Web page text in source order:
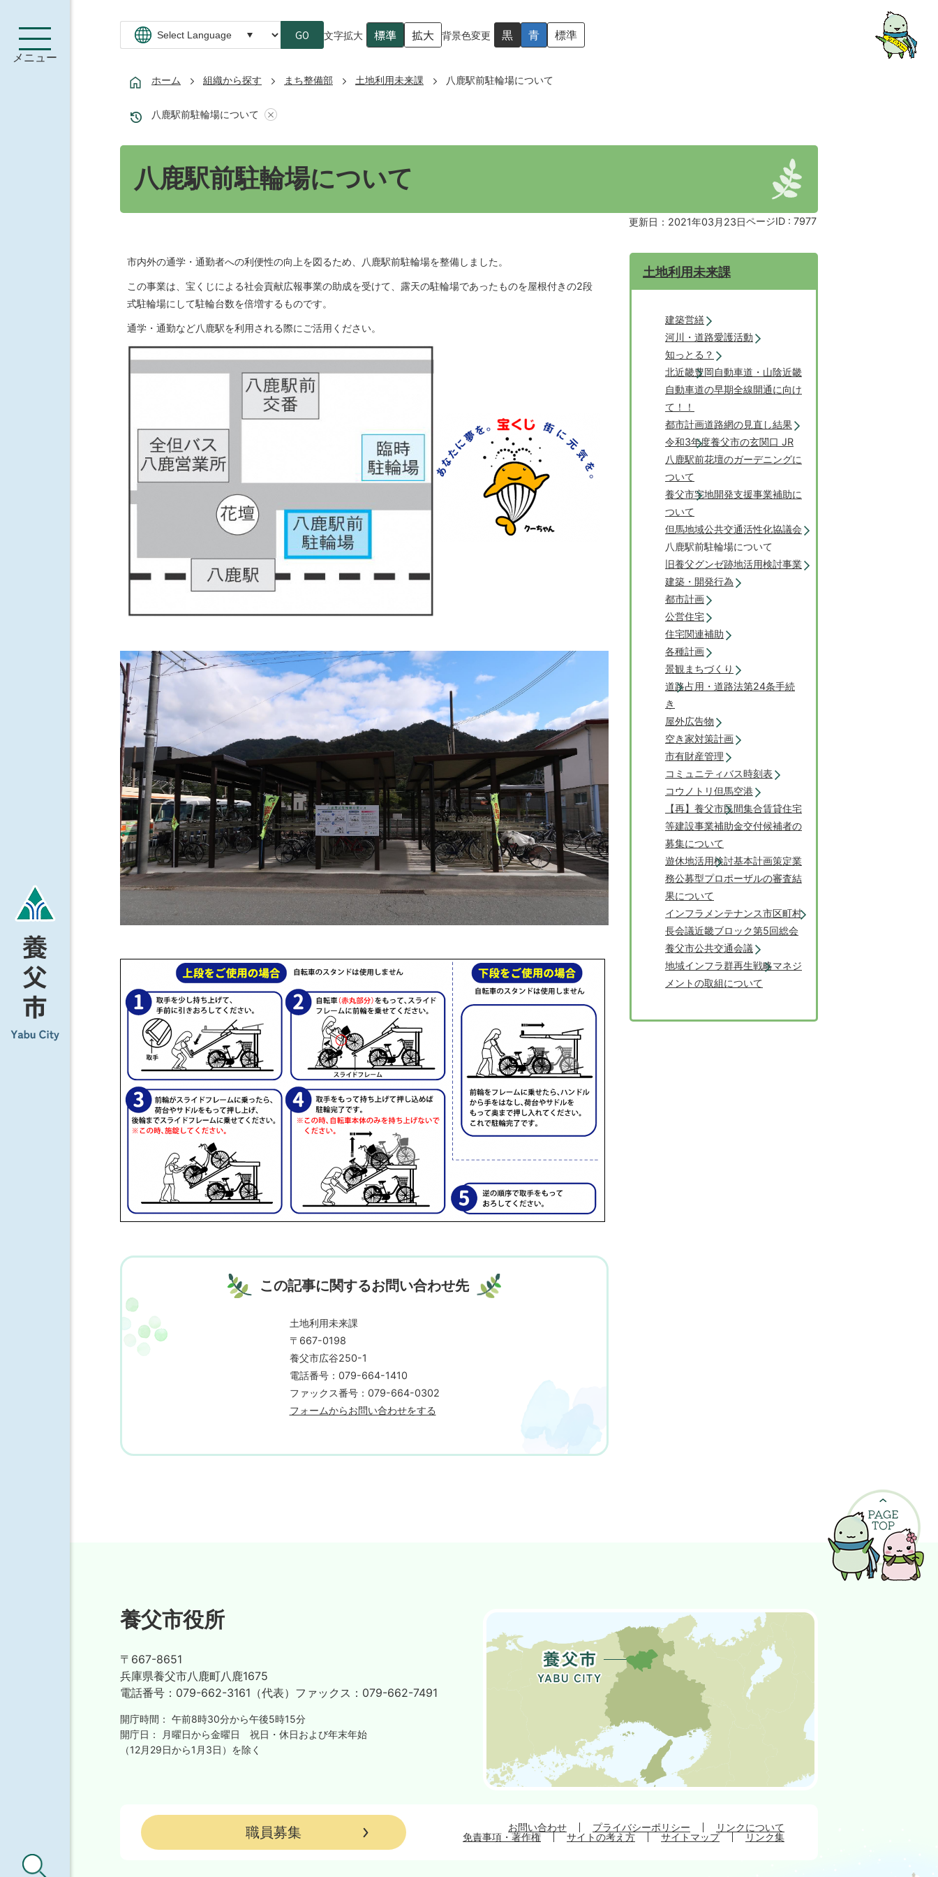
メニュー
GO 文字拡大 標準 拡大 背景色変更 黒 青 標準
ホーム 組織から探す まち整備部 土地利用未来課 八鹿駅前駐輪場について
八鹿駅前駐輪場について
八鹿駅前駐輪場について
更新日：2021年03月23日ページID : 7977
市内外の通学・通勤者への利便性の向上を図るため、八鹿駅前駐輪場を整備しました。
この事業は、宝くじによる社会貢献広報事業の助成を受けて、露天の駐輪場であったものを屋根付きの2段
式駐輪場にして駐輪台数を倍増するものです。
通学・通勤など八鹿駅を利用される際にご活用ください。
この記事に関するお問い合わせ先
土地利用未来課
〒667-0198
養父市広谷250-1
電話番号：079-664-1410
ファックス番号：079-664-0302
フォームからお問い合わせをする
土地利用未来課
建築営繕
河川・道路愛護活動
知っとる？
北近畿豊岡自動車道・山陰近畿
自動車道の早期全線開通に向け
て！！
都市計画道路網の見直し結果
令和3年度養父市の玄関口 JR
八鹿駅前花壇のガーデニングに
ついて
養父市宅地開発支援事業補助に
ついて
但馬地域公共交通活性化協議会
八鹿駅前駐輪場について
旧養父グンゼ跡地活用検討事業
建築・開発行為
都市計画
公営住宅
住宅関連補助
各種計画
景観まちづくり
道路占用・道路法第24条手続
き
屋外広告物
空き家対策計画
市有財産管理
コミュニティバス時刻表
コウノトリ但馬空港
【再】養父市民間集合賃貸住宅
等建設事業補助金交付候補者の
募集について
遊休地活用検討基本計画策定業
務公募型プロポーザルの審査結
果について
インフラメンテナンス市区町村
長会議近畿ブロック第5回総会
養父市公共交通会議
地域インフラ群再生戦略マネジ
メントの取組について
養父市役所
〒667-8651
兵庫県養父市八鹿町八鹿1675
電話番号： 079-662-3161（代表） ファックス： 079-662-7491
開庁時間： 午前8時30分から午後5時15分
開庁日：
月曜日から金曜日
祝日・休日および年末年始
（12月29日から1月3日）を除く
職員募集 お問い合わせ プライバシーポリシー
リンクについて
免責事項・著作権
サイトの考え方 サイトマップ リンク集